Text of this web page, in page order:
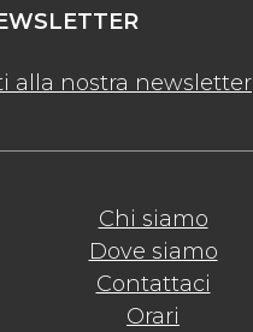
Chi siamo
Dove siamo
Contattaci
Orari
alla nostra newsletter